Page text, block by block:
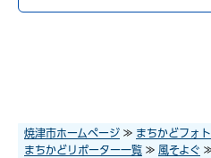
焼津市ホームページ ≫ まちかどフォ
まちかどリポーター一覧 ≫ 風そよぐ